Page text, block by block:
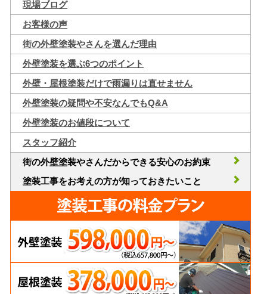
現場ブログ
お客様の声
街の外壁塗装やさんを選んだ理由
外壁塗装を選ぶ6つのポイント
外壁・屋根塗装だけで雨漏りは直せません
外壁塗装の疑問や不安なんでもQ&A
外壁塗装のお値段について
スタッフ紹介
街の外壁塗装やさんだからできる安心のお約束
塗装工事をお考えの方が知っておきたいこと